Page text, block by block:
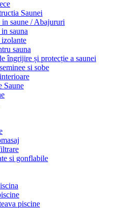
Saunei
saune / Abajururi
sauna
sauna
îngrijire și protecție a saunei
si sobe
Saune
si gonflabile
piscine